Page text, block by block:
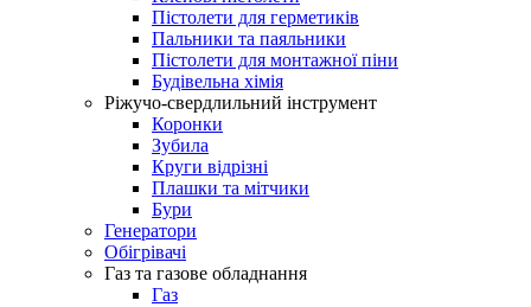
Пістолети для герметиків
Пальники та паяльники
Пістолети для монтажної піни
Будівельна хімія
Ріжучо-свердлильний інструмент
Коронки
Зубила
Круги відрізні
Плашки та мітчики
Бури
Генератори
Обігрівачі
Газ та газове обладнання
Газ